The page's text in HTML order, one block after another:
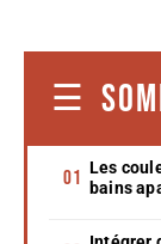
Les
bains